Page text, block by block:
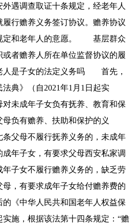
遇调查取证十条规定，经老年人
行赡养义务签订协议。赡养协议
定和老年人的意愿。 基层群众
者赡养人所在单位监督协议的履
子女的法定义务吗 首先，
典》（自2021年1月1日起实
成年子女负有抚养、教育和保
负有赡养、扶助和保护的义
母不履行抚养义务的，未成年
年子女，有要求父母西安私家调
子女不履行赡养义务的，缺乏劳
，有要求成年子女给付赡养费的
中华人民共和国老年人权益保
实施，根据该法第十四条规定：“赡